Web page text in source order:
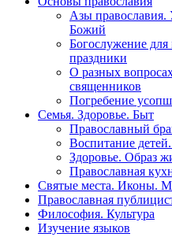
Азы православия.
Божий
Богослужение
праздники
О разных
священников
Погребение
Семья. Здоровье. Быт
Православный
Воспитание
Здоровье. Образ
Православная
Святые места. Иконы.
Православная
Философия. Культура
Изучение языков